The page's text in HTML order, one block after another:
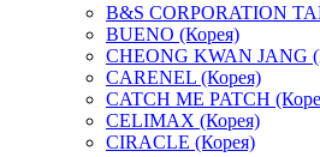
B&S CORPORATION
BUENO (Корея)
CHEONG KWAN JANG
CARENEL (Корея)
CATCH ME PATCH
CELIMAX (Корея)
CIRACLE (Корея)